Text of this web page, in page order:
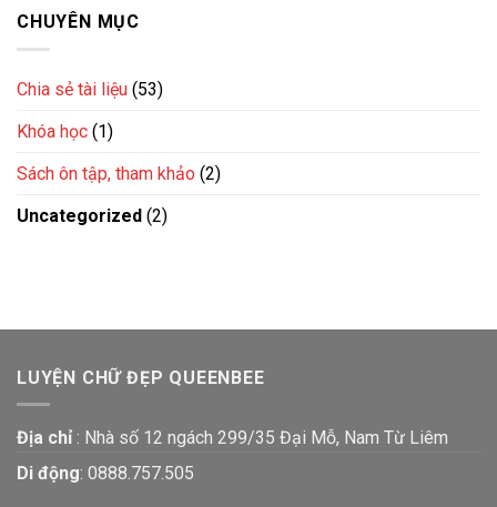
CHUYÊN MỤC
Chia sẻ tài liệu (53)
Khóa học (1)
Sách ôn tập, tham khảo (2)
Uncategorized (2)
LUYỆN CHỮ ĐẸP QUEENBEE
Địa chỉ : Nhà số 12 ngách 299/35 Đại Mỗ, Nam Từ Liêm
Di động: 0888.757.505